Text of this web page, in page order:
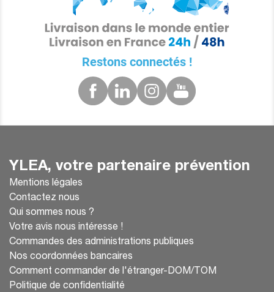
Restons connectés !
YLEA, votre partenaire prévention
Mentions légales
Contactez nous
Qui sommes nous ?
Votre avis nous intéresse !
Commandes des administrations publiques
Nos coordonnées bancaires
Comment commander de l'étranger-DOM/TOM
Politique de confidentialité